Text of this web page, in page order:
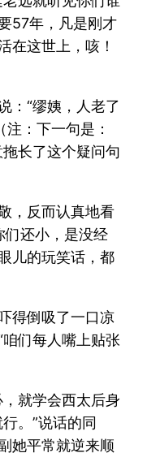
57年，凡是刚才
在这世上，咳！
：“缪姨，人老了
：下一句是：
长了这个疑问句
，反而认真地看
们还小，是没经
儿的玩笑话，都
得倒吸了一口凉
们每人嘴上贴张
就学会西太后身
。”说话的同
她平常就逆来顺